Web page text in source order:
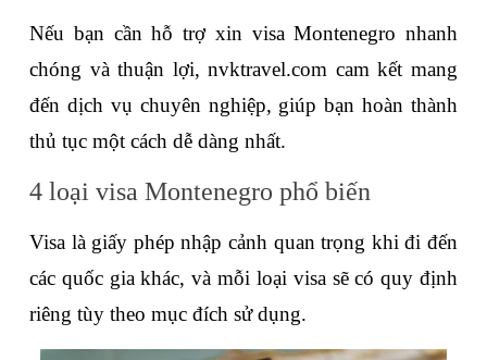
Nếu bạn cần hỗ trợ xin visa Montenegro nhanh
chóng và thuận lợi, nvktravel.com cam kết mang
đến dịch vụ chuyên nghiệp, giúp bạn hoàn thành
thủ tục một cách dễ dàng nhất.
4 loại visa Montenegro phổ biến
Visa là giấy phép nhập cảnh quan trọng khi đi đến
các quốc gia khác, và mỗi loại visa sẽ có quy định
riêng tùy theo mục đích sử dụng.